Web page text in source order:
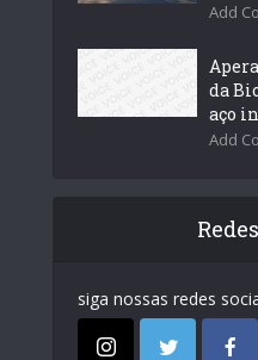
Add
da
aço
Add
siga nossas redes